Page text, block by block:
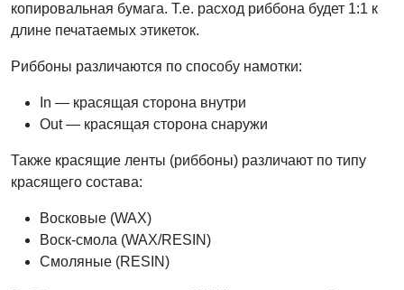
копировальная бумага. Т.е. расход риббона будет 1:1 к
длине печатаемых этикеток.
Риббоны различаются по способу намотки:
In — красящая сторона внутри
Out — красящая сторона снаружи
Также красящие ленты (риббоны) различают по типу
красящего состава:
Восковые (WAX)
Воск-смола (WAX/RESIN)
Смоляные (RESIN)